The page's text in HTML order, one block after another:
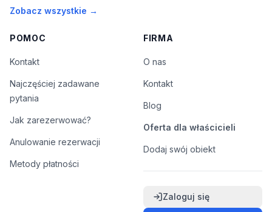
Zobacz wszystkie →
POMOC
Kontakt
Najczęściej zadawane
pytania
Jak zarezerwować?
Anulowanie rezerwacji
Metody płatności
FIRMA
O nas
Kontakt
Blog
Oferta dla właścicieli
Dodaj swój obiekt
Zaloguj się